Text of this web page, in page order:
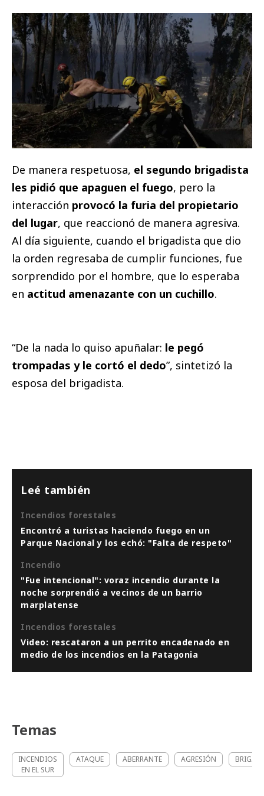
De manera respetuosa, el segundo brigadista
les pidió que apaguen el fuego, pero la
interacción provocó la furia del propietario
del lugar, que reaccionó de manera agresiva.
Al día siguiente, cuando el brigadista que dio
la orden regresaba de cumplir funciones, fue
sorprendido por el hombre, que lo esperaba
en actitud amenazante con un cuchillo.
“De la nada lo quiso apuñalar: le pegó
trompadas y le cortó el dedo”, sintetizó la
esposa del brigadista.
Leé también
Incendios forestales
Encontró a turistas haciendo fuego en un
Parque Nacional y los echó: "Falta de respeto"
Incendio
"Fue intencional": voraz incendio durante la
noche sorprendió a vecinos de un barrio
marplatense
Incendios forestales
Video: rescataron a un perrito encadenado en
medio de los incendios en la Patagonia
Temas
INCENDIOS
EN EL SUR
ATAQUE ABERRANTE AGRESIÓN